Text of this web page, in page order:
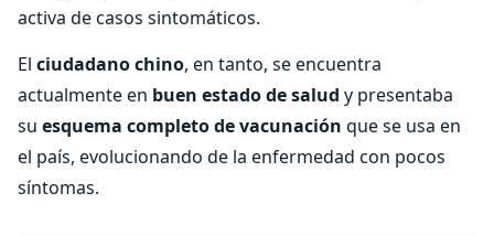
activa de casos sintomáticos.
El ciudadano chino, en tanto, se encuentra
actualmente en buen estado de salud y presentaba
su esquema completo de vacunación que se usa en
el país, evolucionando de la enfermedad con pocos
síntomas.